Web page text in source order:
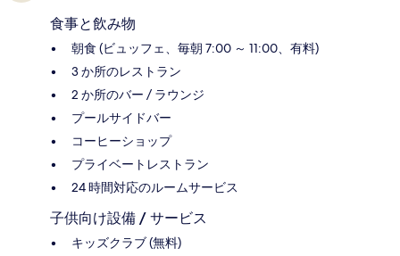
食事と飲み物
朝食 (ビュッフェ、毎朝 7:00 ～ 11:00、有料)
3 か所のレストラン
2 か所のバー / ラウンジ
プールサイドバー
コーヒーショップ
プライベートレストラン
24 時間対応のルームサービス
子供向け設備 / サービス
キッズクラブ (無料)